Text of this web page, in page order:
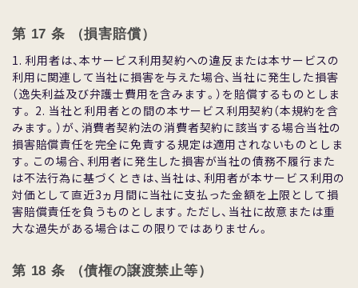
第 17 条 （損害賠償）
1. 利⽤者は、本サービス利⽤契約への違反または本サービスの
利⽤に関連して当社に損害を与えた場合、当社に発⽣した損害
（逸失利益及び弁護⼠費⽤を含みます。）を賠償するものとしま
す。 2. 当社と利⽤者との間の本サービス利⽤契約（本規約を含
みます。）が、消費者契約法の消費者契約に該当する場合当社の
損害賠償責任を完全に免責する規定は適⽤されないものとしま
す。この場合、利⽤者に発⽣した損害が当社の債務不履⾏また
は不法⾏為に基づくときは、当社は、利⽤者が本サービス利⽤の
対価として直近3ヵ⽉間に当社に⽀払った⾦額を上限として損
害賠償責任を負うものとします。ただし、当社に故意または重
⼤な過失がある場合はこの限りではありません。
第 18 条 （債権の譲渡禁⽌等）